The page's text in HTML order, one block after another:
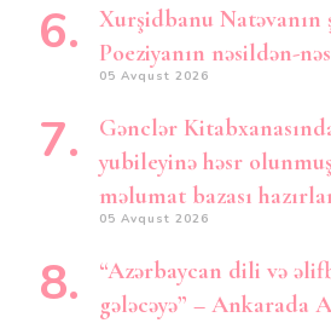
Xurşidbanu Natəvanın
Poeziyanın nəsildən-
05 Avqust 2026
Gənclər
yubileyinə həsr
məlumat bazası
05 Avqust 2026
“Azərbaycan dili və
gələcəyə” – Ankarada